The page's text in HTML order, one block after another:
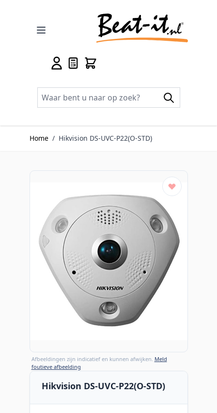
Home / Hikvision DS-UVC-P22(O-STD)
Afbeeldingen zijn indicatief en kunnen afwijken. Meld
foutieve afbeelding
Hikvision DS-UVC-P22(O-STD)